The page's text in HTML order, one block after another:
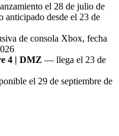
el 28 de julio de
anticipado desde el 23 de
de consola Xbox, fecha
4 | DMZ — llega el 23 de
el 29 de septiembre de